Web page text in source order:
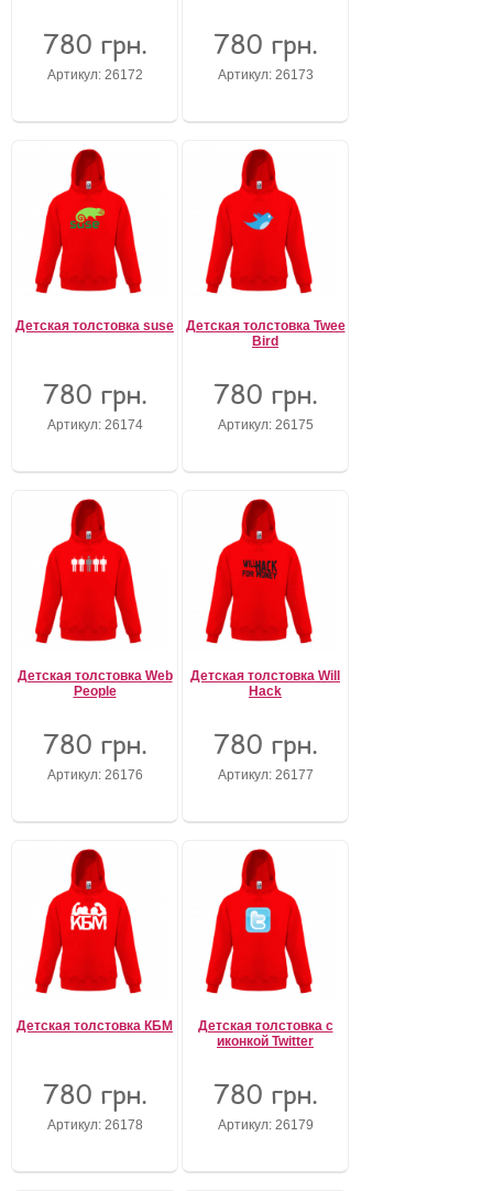
780 грн.
Артикул: 26172
780 грн.
Артикул: 26173
Детская толстовка suse
780 грн.
Артикул: 26174
Детская толстовка Twee
Bird
780 грн.
Артикул: 26175
Детская толстовка Web
People
780 грн.
Артикул: 26176
Детская толстовка Will
Hack
780 грн.
Артикул: 26177
Детская толстовка КБМ
780 грн.
Артикул: 26178
Детская толстовка с
иконкой Twitter
780 грн.
Артикул: 26179